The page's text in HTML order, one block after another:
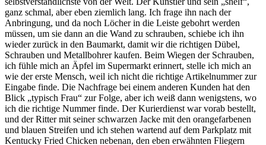
ganz schmal, aber eben ziemlich lang. Ich frage ihn nach der
Anbringung, und da noch Löcher in die Leiste gebohrt werden
müssen, um sie dann an die Wand zu schrauben, schiebe ich ihn
wieder zurück in den Baumarkt, damit wir die richtigen Dübel,
Schrauben und Metallbohrer kaufen. Beim Wiegen der Schrauben,
ich fühle mich an Äpfel im Supermarkt erinnert, stelle ich mich an
wie der erste Mensch, weil ich nicht die richtige Artikelnummer zur
Eingabe finde. Die Nachfrage bei einem anderen Kunden hat den
Blick „typisch Frau“ zur Folge, aber ich weiß dann wenigstens, wo
ich die richtige Nummer finde. Der Kurierdienst war vorab bestellt,
und der Ritter mit seiner schwarzen Jacke mit den orangefarbenen
und blauen Streifen und ich stehen wartend auf dem Parkplatz mit
Kentucky Fried Chicken nebenan, den eben erwähnten Fliegern